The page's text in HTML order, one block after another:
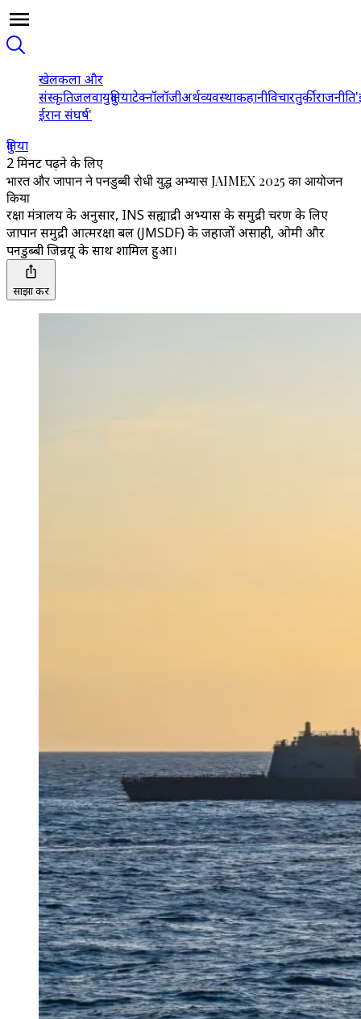
खेलकला और
संस्कृतिजलवायुदुनियाटेक्नॉलॉजीअर्थव्यवस्थाकहानीविचारतुर्कीराजनीति
ईरान संघर्ष'
दुनिया
2 मिनट पढ़ने के लिए
भारत और जापान ने पनडुब्बी रोधी युद्ध अभ्यास JAIMEX 2025 का आयोजन
किया
रक्षा मंत्रालय के अनुसार, INS सह्याद्री अभ्यास के समुद्री चरण के लिए
जापान समुद्री आत्मरक्षा बल (JMSDF) के जहाजों असाही, ओमी और
पनडुब्बी जिन्रयू के साथ शामिल हुआ।
साझा करें